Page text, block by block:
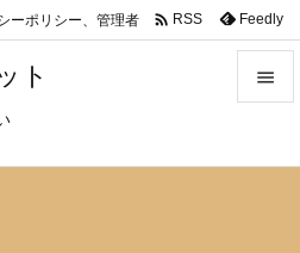
ト 
ーポリシー、管理者  RSS Feedly